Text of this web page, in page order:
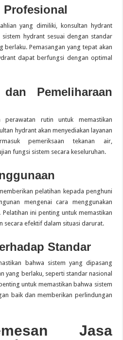
Profesional
yang dimiliki, konsultan hydrant
sistem hydrant sesuai dengan standar
berlaku. Pemasangan yang tepat akan
dapat berfungsi dengan optimal
dan Pemeliharaan
perawatan rutin untuk memastikan
hydrant akan menyediakan layanan
pemeriksaan tekanan air,
fungsi sistem secara keseluruhan.
pelatihan kepada penghuni
mengenai cara menggunakan
Pelatihan ini penting untuk memastikan
secara efektif dalam situasi darurat.
Standar
bahwa sistem yang dipasang
yang berlaku, seperti standar nasional
untuk memastikan bahwa sistem
baik dan memberikan perlindungan
Jasa